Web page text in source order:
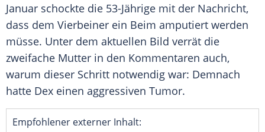
Januar schockte die 53-Jährige mit der Nachricht,
dass dem Vierbeiner ein Beim amputiert werden
müsse. Unter dem aktuellen Bild verrät die
zweifache Mutter in den Kommentaren auch,
warum dieser Schritt notwendig war: Demnach
hatte Dex einen aggressiven Tumor.
Empfohlener externer Inhalt: